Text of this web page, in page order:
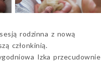
rodzinna z nową
członkinią.
Izka przecudownie